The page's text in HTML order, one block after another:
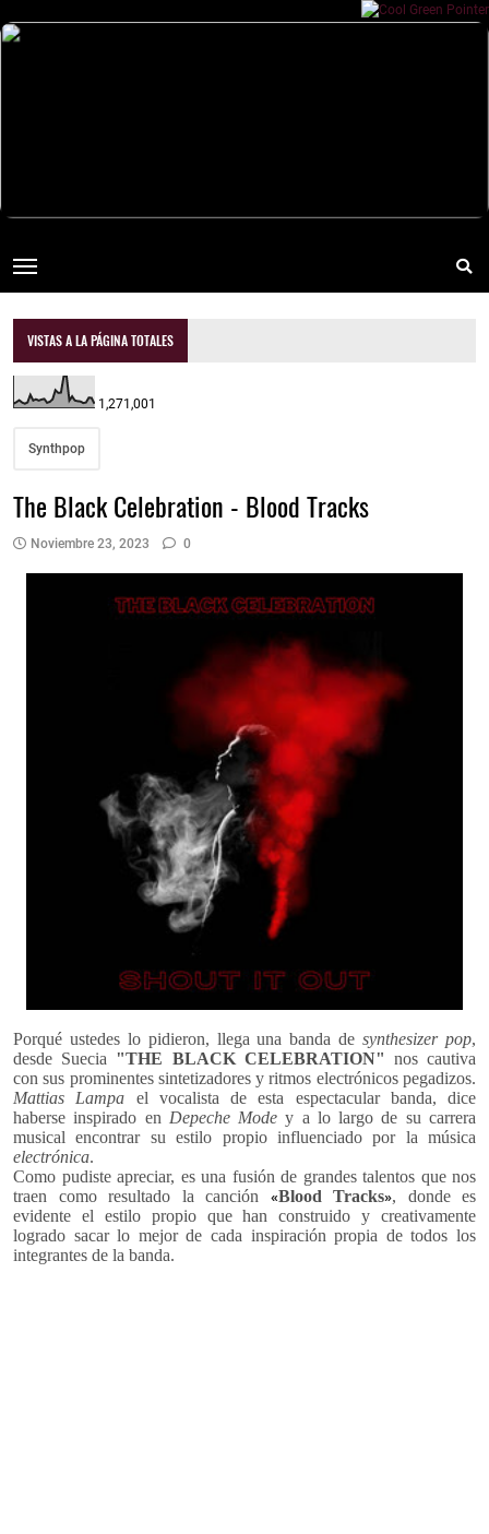
VISTAS A LA PÁGINA TOTALES
1,271,001
Synthpop
The Black Celebration - Blood Tracks
Noviembre 23, 2023 0
Porqué ustedes lo pidieron, llega una banda desynthesizer pop,
desde Suecia "THE BLACK CELEBRATION" nos cautiva
con sus prominentes sintetizadores y ritmos electrónicos pegadizos.
Mattias Lampa el vocalista de esta espectacular banda, dice
haberse inspirado en Depeche Mode y a lo largo de su carrera
musical encontrar su estilo propio influenciado por la música
electrónica.
Como pudiste apreciar, es una fusión de grandes talentos que nos
traen como resultado la canción «Blood Tracks», donde es
evidente el estilo propio que han construido y creativamente
logrado sacar lo mejor de cada inspiración propia de todos los
integrantes de la banda.